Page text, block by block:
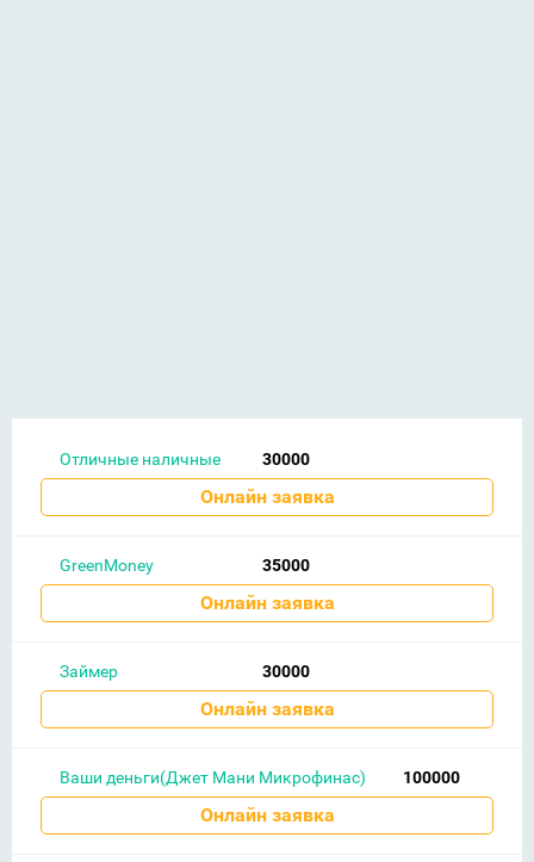
Отличные наличные 30000
Онлайн заявка
GreenMoney 35000
Онлайн заявка
Займер 30000
Онлайн заявка
Ваши деньги(Джет Мани Микрофинас) 100000
Онлайн заявка